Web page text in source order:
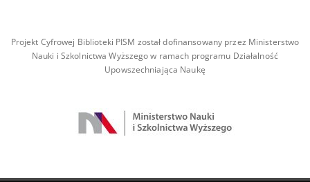
Projekt Cyfrowej Biblioteki PISM został dofinansowany przez Ministerstwo
Nauki i Szkolnictwa Wyższego w ramach programu Działalność
Upowszechniająca Naukę